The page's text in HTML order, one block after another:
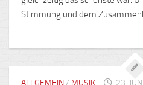
Stimmung und dem
ALLGEMEIN/ MUSIK 23.